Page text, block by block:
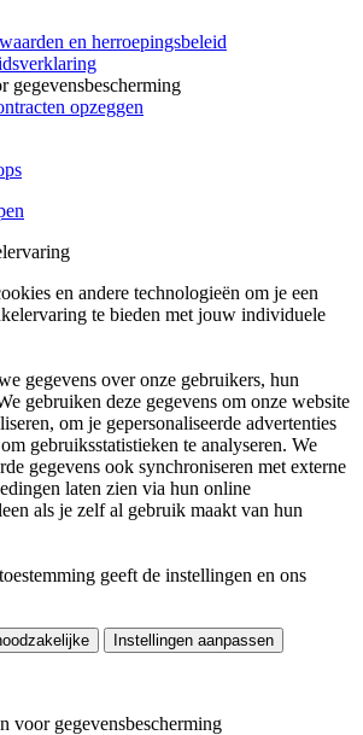
en herroepingsbeleid
gegevensbescherming
opzeggen
en andere technologieën om je een
te bieden met jouw individuele
gegevens over onze gebruikers, hun
gebruiken deze gegevens om onze website
om je gepersonaliseerde advertenties
gebruiksstatistieken te analyseren. We
gegevens ook synchroniseren met externe
laten zien via hun online
als je zelf al gebruik maakt van hun
geeft de instellingen en ons
Instellingen aanpassen
voor gegevensbescherming